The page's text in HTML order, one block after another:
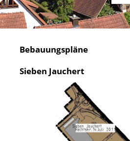
Bebauungspläne
Sieben Jauchert